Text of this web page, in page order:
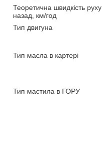
Теоретична швидкість руху
назад, км/год
Тип двигуна
Тип масла в картері
Тип мастила в ГОРУ